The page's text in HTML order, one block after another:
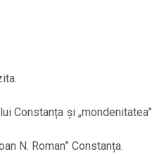
Constanța și „mondenitatea”
N. Roman” Constanța.